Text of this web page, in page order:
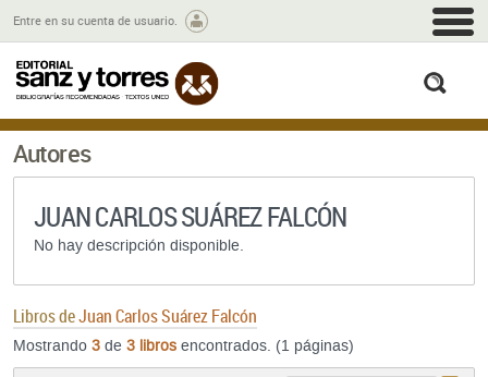
Entre en su cuenta de usuario.
Autores
JUAN CARLOS SUÁREZ FALCÓN
No hay descripción disponible.
Libros deJuan Carlos Suárez Falcón
Mostrando 3 de 3 libros encontrados. (1 páginas)